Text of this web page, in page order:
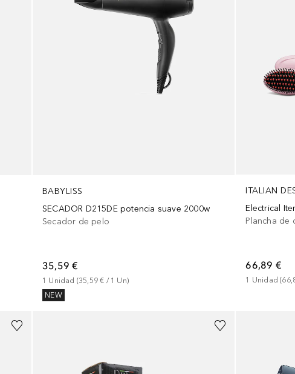
BABYLISS
SECADOR D215DE potencia suave 2000w
Secador de pelo
35,59 €
1 Unidad (35,59 € / 1 Un)
NEW
ITALIAN
Electrical
Plancha de
66,89 €
1 Unidad (